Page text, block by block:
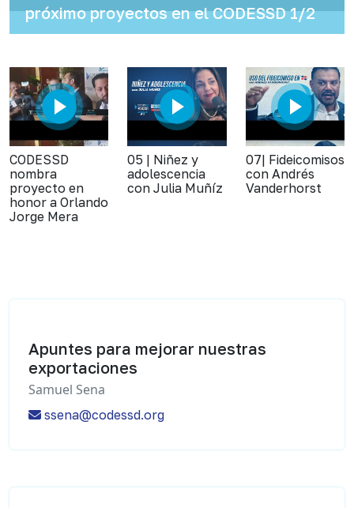
próximo proyectos en el CODESSD 1/2
CODESSD
nombra
proyecto en
honor a Orlando
Jorge Mera
05 | Niñez y
adolescencia
con Julia Muñíz
07| Fideicomisos
con Andrés
Vanderhorst
Apuntes para mejorar nuestras
exportaciones
Samuel Sena
ssena@codessd.org